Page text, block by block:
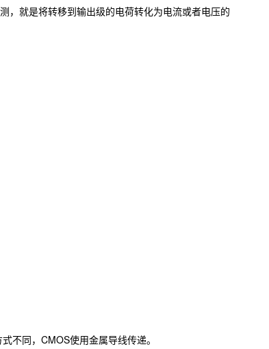
就是将转移到输出级的电荷转化为电流或者电压的
不同，CMOS使用金属导线传递。